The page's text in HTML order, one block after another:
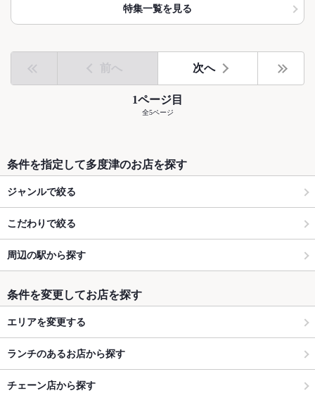
特集一覧を見る
前へ 次へ
1ページ目
全5ページ
条件を指定して多度津のお店を探す
ジャンルで絞る
こだわりで絞る
周辺の駅から探す
条件を変更してお店を探す
エリアを変更する
ランチのあるお店から探す
チェーン店から探す